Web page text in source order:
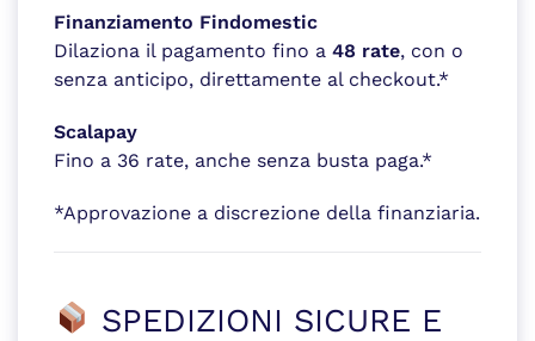
Finanziamento Findomestic
Dilaziona il pagamento fino a 48 rate, con o
senza anticipo, direttamente al checkout.*
Scalapay
Fino a 36 rate, anche senza busta paga.*
*Approvazione a discrezione della finanziaria.
SPEDIZIONI SICURE E